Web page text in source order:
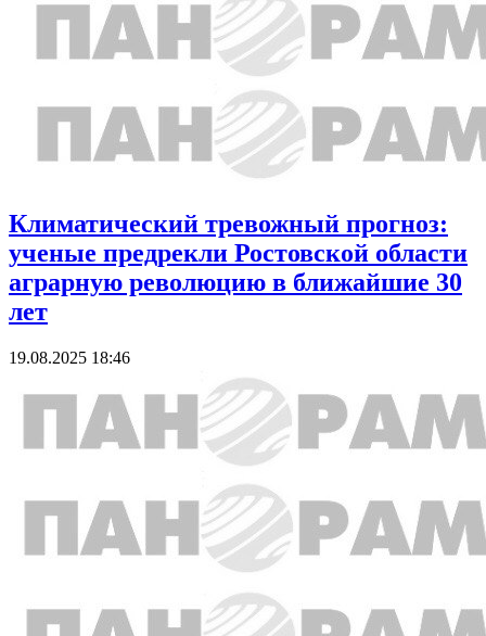
Климатический тревожный прогноз:
ученые предрекли Ростовской области
аграрную революцию в ближайшие 30
лет
19.08.2025 18:46